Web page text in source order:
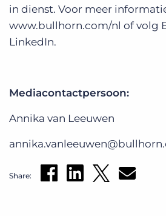
in dienst. Voor meer
www.bullhorn.com/nl of volg
LinkedIn.
Mediacontactpersoon:
Annika van Leeuwen
Share: